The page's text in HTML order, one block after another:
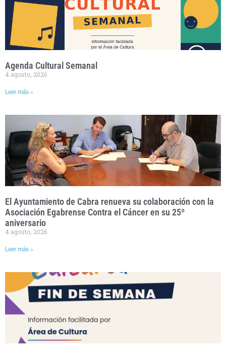
Agenda Cultural Semanal
4 agosto, 2026
Leer más »
El Ayuntamiento de Cabra renueva su colaboración con la
Asociación Egabrense Contra el Cáncer en su 25º
aniversario
4 agosto, 2026
Leer más »